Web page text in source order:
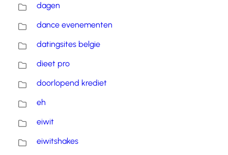
dagen
dance evenementen
datingsites belgie
dieet pro
doorlopend krediet
eh
eiwit
eiwitshakes